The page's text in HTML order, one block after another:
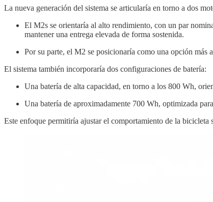
La nueva generación del sistema se articularía en torno a dos
El M2s se orientaría al alto rendimiento, con un par
mantener una entrega elevada de forma sostenida.
Por su parte, el M2 se posicionaría como una opción
El sistema también incorporaría dos configuraciones de batería:
Una batería de alta capacidad, en torno a los 800 Wh,
Una batería de aproximadamente 700 Wh, optimizada
Este enfoque permitiría ajustar el comportamiento de la